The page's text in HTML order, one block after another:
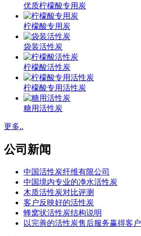
优质柠檬酸专用炭
柠檬酸专用炭
袋装活性炭
柠檬酸活性炭
柠檬酸专用活性炭
糖用活性炭
更多..
公司新闻
中国活性炭纤维有限公司
中国境内专业的净水活性炭
木质活性炭对比评测
客户反映好的活性炭
蜂窝状活性炭结构说明
以完善的活性炭售后服务赢得客户